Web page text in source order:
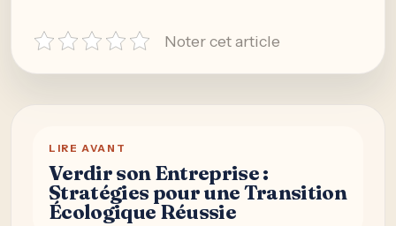
Noter cet article
LIRE AVANT
Verdir son Entreprise :
Stratégies pour une Transition
Écologique Réussie